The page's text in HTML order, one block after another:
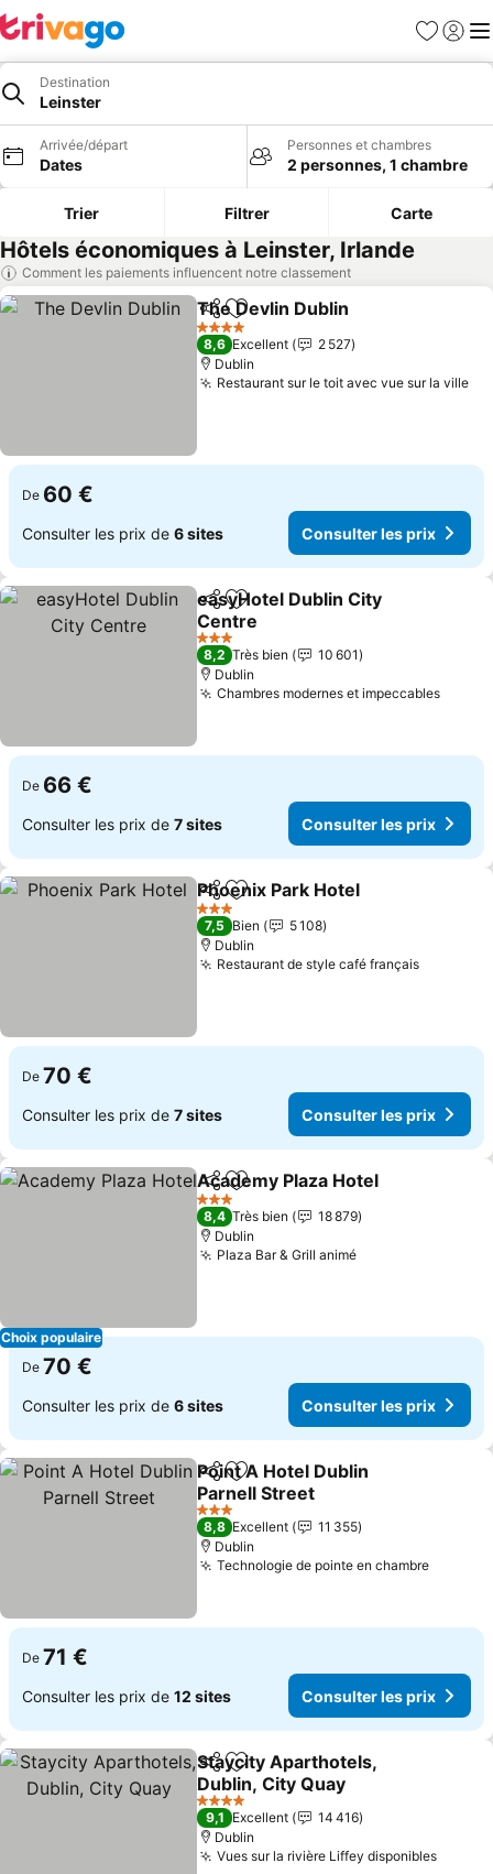
Favoris
Se
Destination
Leinster
Arrivée/départ
Dates
Personnes et chambres
2 personnes, 1 chambre
Trier Filtrer Carte
Hôtels économiques à Leinster, Irlande
Comment les paiements influencent notre classement
PartagerAjouter à mes favoris
The Devlin Dublin
4 Étoiles
8,6 Excellent
2 527
Dublin
Restaurant sur le toit avec vue sur la ville
De 60 €
Consulter les prix de 6 sites Consulter les prix
PartagerAjouter à mes favoris
easyHotel Dublin City
Centre
3 Étoiles
8,2 Très bien
10 601
Dublin
Chambres modernes et impeccables
De 66 €
Consulter les prix de 7 sites Consulter les prix
PartagerAjouter à mes favoris
Phoenix Park Hotel
3 Étoiles
7,5 Bien
5 108
Dublin
Restaurant de style café français
De 70 €
Consulter les prix de 7 sites Consulter les prix
Choix populaire
PartagerAjouter à mes favoris
Academy Plaza Hotel
3 Étoiles
8,4 Très bien
18 879
Dublin
Plaza Bar & Grill animé
De 70 €
Consulter les prix de 6 sites Consulter les prix
PartagerAjouter à mes favoris
Point A Hotel Dublin
Parnell Street
3 Étoiles
8,8 Excellent
11 355
Dublin
Technologie de pointe en chambre
De 71 €
Consulter les prix de 12 sites Consulter les prix
PartagerAjouter à mes favoris
Staycity Aparthotels,
Dublin, City Quay
4 Étoiles
9,1 Excellent
14 416
Dublin
Vues sur la rivière Liffey disponibles